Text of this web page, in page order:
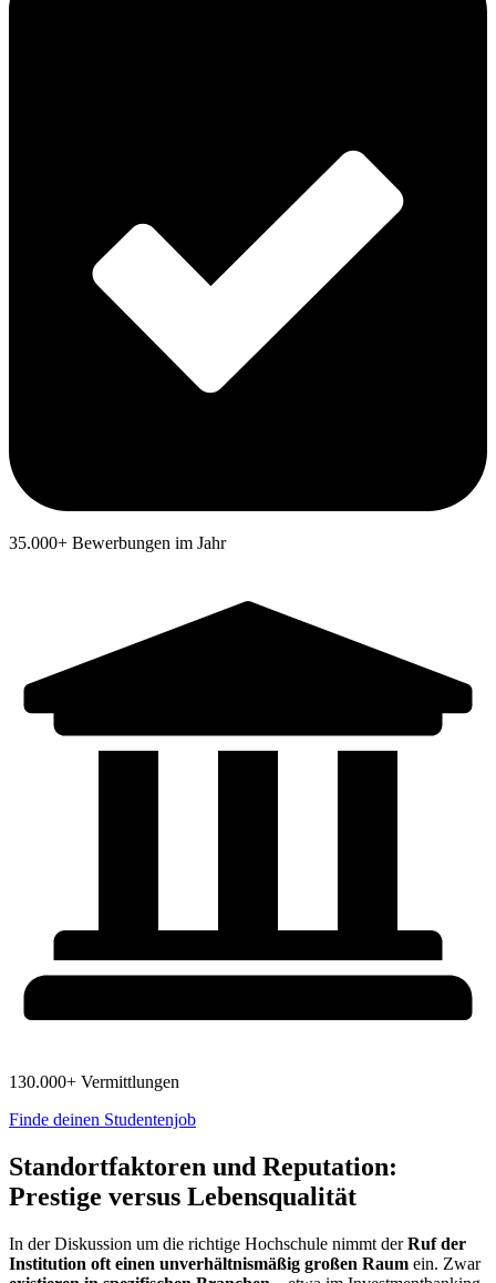
35.000+ Bewerbungen im Jahr
130.000+ Vermittlungen
Finde deinen Studentenjob
Standortfaktoren und Reputation:
Prestige versus Lebensqualität
In der Diskussion um die richtige Hochschule nimmt derRuf der
Institution oft einen unverhältnismäßig großen Raum ein. Zwar